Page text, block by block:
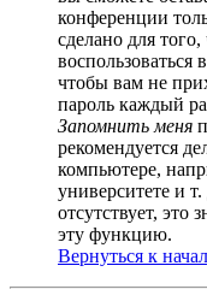
конференции
сделано для
чтобы вам не
пароль каждый
Запомнить меня
рекомендуется
компьютере,
университете и
отсутствует, это
эту функцию.
Вернуться к